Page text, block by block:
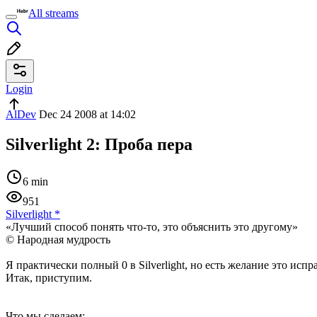
All streams
Login
AlDev Dec 24 2008 at 14:02
Silverlight 2: Проба пера
6 min
951
Silverlight *
«Лучший способ понять что-то, это объяснить это другому»
© Народная мудрость
Я практически полный 0 в Silverlight, но есть желание это
Итак, приступим.